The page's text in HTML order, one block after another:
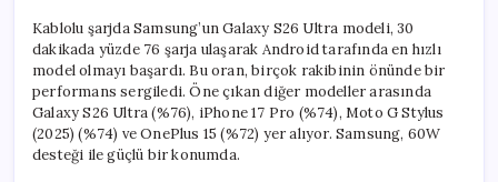
Kablolu şarjda Samsung’un Galaxy S26 Ultra modeli, 30
dakikada yüzde 76 şarja ulaşarak Android tarafında en hızlı
model olmayı başardı. Bu oran, birçok rakibinin önünde bir
performans sergiledi. Öne çıkan diğer modeller arasında
Galaxy S26 Ultra (%76), iPhone 17 Pro (%74), Moto G Stylus
(2025) (%74) ve OnePlus 15 (%72) yer alıyor. Samsung, 60W
desteği ile güçlü bir konumda.